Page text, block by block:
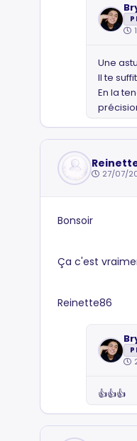
​Une
​Il te
En la
27/07/
Bonsoir
Ça c'est
Reinette86
👍👍👍